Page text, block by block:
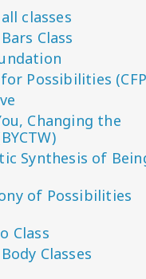
classes
Class
Possibilities
Changing the
Synthesis of
of Possibilities
Class
Classes